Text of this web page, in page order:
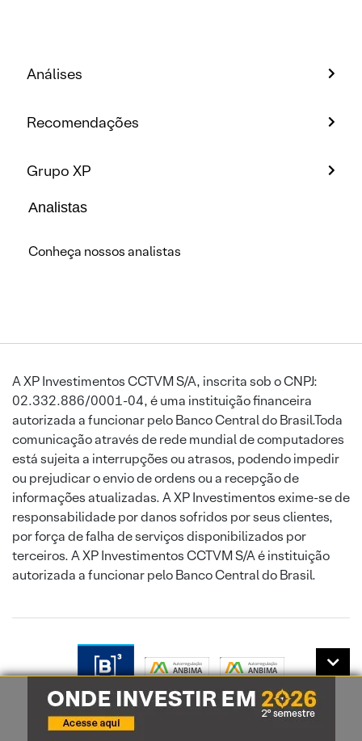
Análises
Recomendações
Grupo XP
Analistas
Conheça nossos analistas
A XP Investimentos CCTVM S/A, inscrita sob o CNPJ:
02.332.886/0001-04, é uma instituição financeira
autorizada a funcionar pelo Banco Central do Brasil.Toda
comunicação através de rede mundial de computadores
está sujeita a interrupções ou atrasos, podendo impedir
ou prejudicar o envio de ordens ou a recepção de
informações atualizadas. A XP Investimentos exime-se de
responsabilidade por danos sofridos por seus clientes,
por força de falha de serviços disponibilizados por
terceiros. A XP Investimentos CCTVM S/A é instituição
autorizada a funcionar pelo Banco Central do Brasil.